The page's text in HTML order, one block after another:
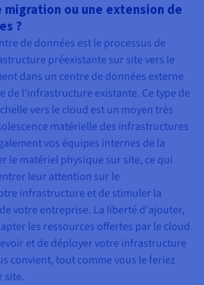
migration ou une extension de
?
de données est le processus de
préexistante sur site vers le
dans un centre de données externe
de l'infrastructure existante. Ce type de
vers le cloud est un moyen très
matérielle des infrastructures
vos équipes internes de la
le matériel physique sur site, ce qui
leur attention sur le
infrastructure et de stimuler la
votre entreprise. La liberté d'ajouter,
les ressources offertes par le cloud
et de déployer votre infrastructure
convient, tout comme vous le feriez
site.